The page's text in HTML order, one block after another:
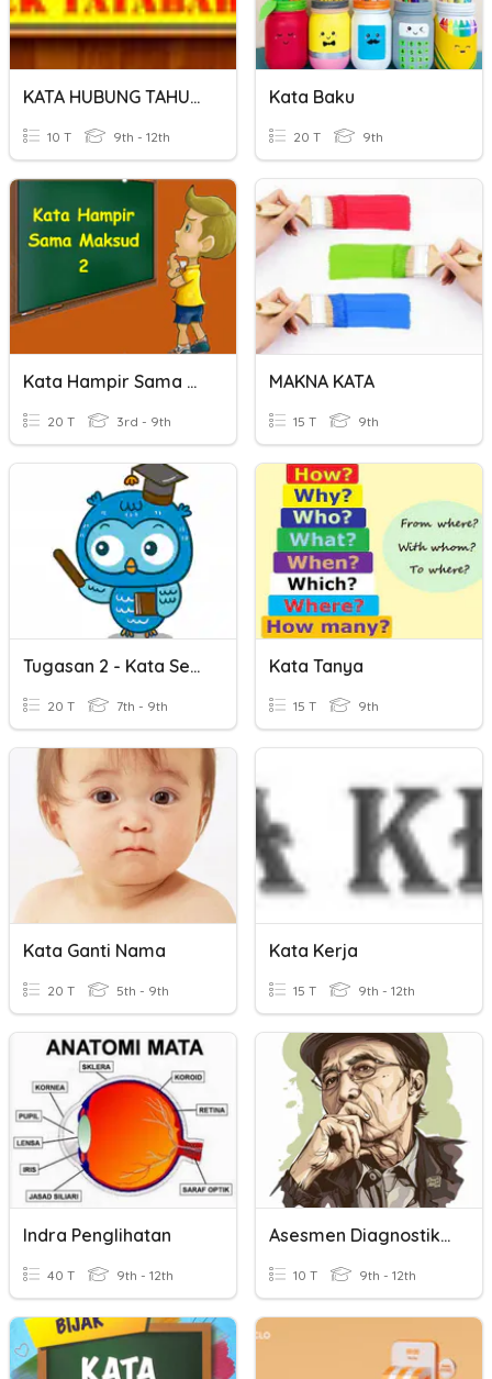
KATA HUBUNG TAHUN 3
10 T 9th - 12th
Kata Baku
20 T 9th
Kata Hampir Sama Makna 2
20 T 3rd - 9th
MAKNA KATA
15 T 9th
Tugasan 2 - Kata Sendi Nama
20 T 7th - 9th
Kata Tanya
15 T 9th
Kata Ganti Nama
20 T 5th - 9th
Kata Kerja
15 T 9th - 12th
Indra Penglihatan
40 T 9th - 12th
Asesmen Diagnostik-Kognitif
10 T 9th - 12th